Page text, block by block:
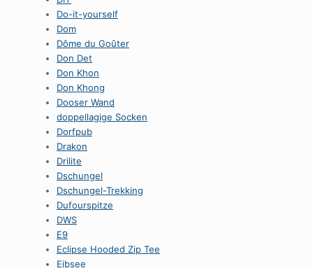
Do-it-yourself
Dom
Dôme du Goûter
Don Det
Don Khon
Don Khong
Dooser Wand
doppellagige Socken
Dorfpub
Drakon
Drilite
Dschungel
Dschungel-Trekking
Dufourspitze
DWS
E9
Eclipse Hooded Zip Tee
Eibsee